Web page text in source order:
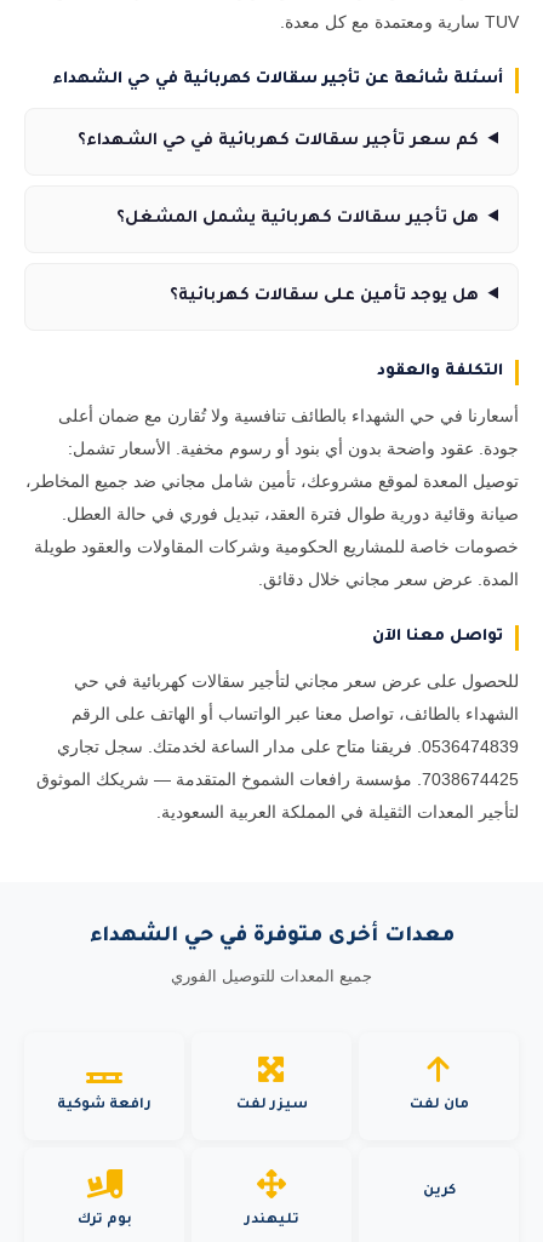
TUV سارية ومعتمدة مع كل معدة.
أسئلة شائعة عن تأجير سقالات كهربائية في حي الشهداء
كم سعر تأجير سقالات كهربائية في حي الشهداء؟
هل تأجير سقالات كهربائية يشمل المشغل؟
هل يوجد تأمين على سقالات كهربائية؟
التكلفة والعقود
أسعارنا في حي الشهداء بالطائف تنافسية ولا تُقارن مع ضمان أعلى
جودة. عقود واضحة بدون أي بنود أو رسوم مخفية. الأسعار تشمل:
توصيل المعدة لموقع مشروعك، تأمين شامل مجاني ضد جميع المخاطر،
صيانة وقائية دورية طوال فترة العقد، تبديل فوري في حالة العطل.
خصومات خاصة للمشاريع الحكومية وشركات المقاولات والعقود طويلة
المدة. عرض سعر مجاني خلال دقائق.
تواصل معنا الآن
للحصول على عرض سعر مجاني لتأجير سقالات كهربائية في حي
الشهداء بالطائف، تواصل معنا عبر الواتساب أو الهاتف على الرقم
0536474839. فريقنا متاح على مدار الساعة لخدمتك. سجل تجاري
7038674425. مؤسسة رافعات الشموخ المتقدمة — شريكك الموثوق
لتأجير المعدات الثقيلة في المملكة العربية السعودية.
معدات أخرى متوفرة في حي الشهداء
جميع المعدات للتوصيل الفوري
مان لفت سيزر لفت رافعة شوكية
كرين
تليهندر
بوم ترك